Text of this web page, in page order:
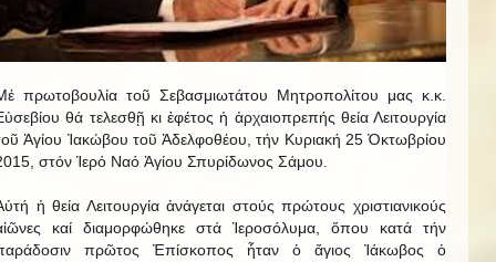
πρωτοβουλία τοῦ Σεβασμιωτάτου Μητροπολίτου μας κ.κ.
θά τελεσθῇ κι ἐφέτος ἡ ἀρχαιοπρεπής θεία Λειτουργία
Ἁγίου Ἰακώβου τοῦ Ἀδελφοθέου, τήν Κυριακή 25 Ὀκτωβρίου
στόν Ἱερό Ναό Ἁγίου Σπυρίδωνος Σάμου.
ἡ θεία Λειτουργία ἀνάγεται στούς πρώτους χριστιανικούς
καί διαμορφώθηκε στά Ἱεροσόλυμα, ὅπου κατά τήν
πρῶτος Ἐπίσκοπος ἦταν ὁ ἅγιος Ἰάκωβος ὁ